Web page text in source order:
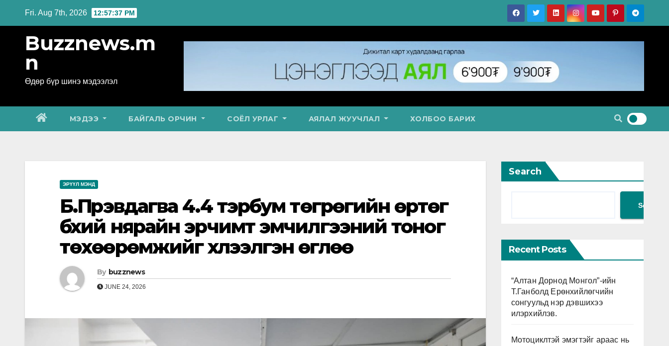
Fri. Aug 7th, 2026 12:57:39 PM
Buzznews.m
n
Өдөр бүр шинэ мэдээлэл
МЭДЭЭ БАЙГАЛЬ ОРЧИН СОЁЛ УРЛАГ АЯЛАЛ ЖУУЧЛАЛ ХОЛБОО БАРИХ
ЭРҮҮЛ МЭНД
Б.Пүрэвдагва 4.4 тэрбум төгрөгийн өртөг
бүхий нярайн эрчимт эмчилгээний тоног
төхөөрөмжийг хүлээлгэн өглөө
By buzznews
JUNE 24, 2026
Search
Search
Recent Posts
“Алтан Дорнод Монгол”-ийн
Т.Ганболд Ерөнхийлөгчийн
сонгуульд нэр дэвшихээ
илэрхийлэв.
Мотоциклтэй эмэгтэйг араас нь